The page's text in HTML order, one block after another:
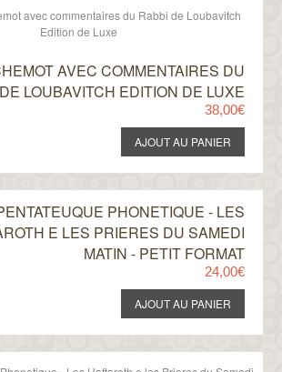
AVEC COMMENTAIRES DU
LOUBAVITCH EDITION DE LUXE
38,00€
PHONETIQUE - LES
E LES PRIERES DU SAMEDI
MATIN - PETIT FORMAT
24,00€